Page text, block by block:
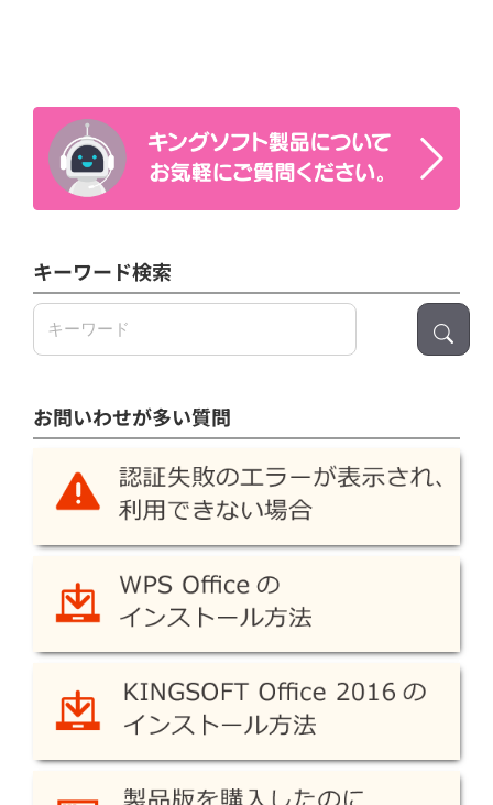
キーワード検索
お問いわせが多い質問